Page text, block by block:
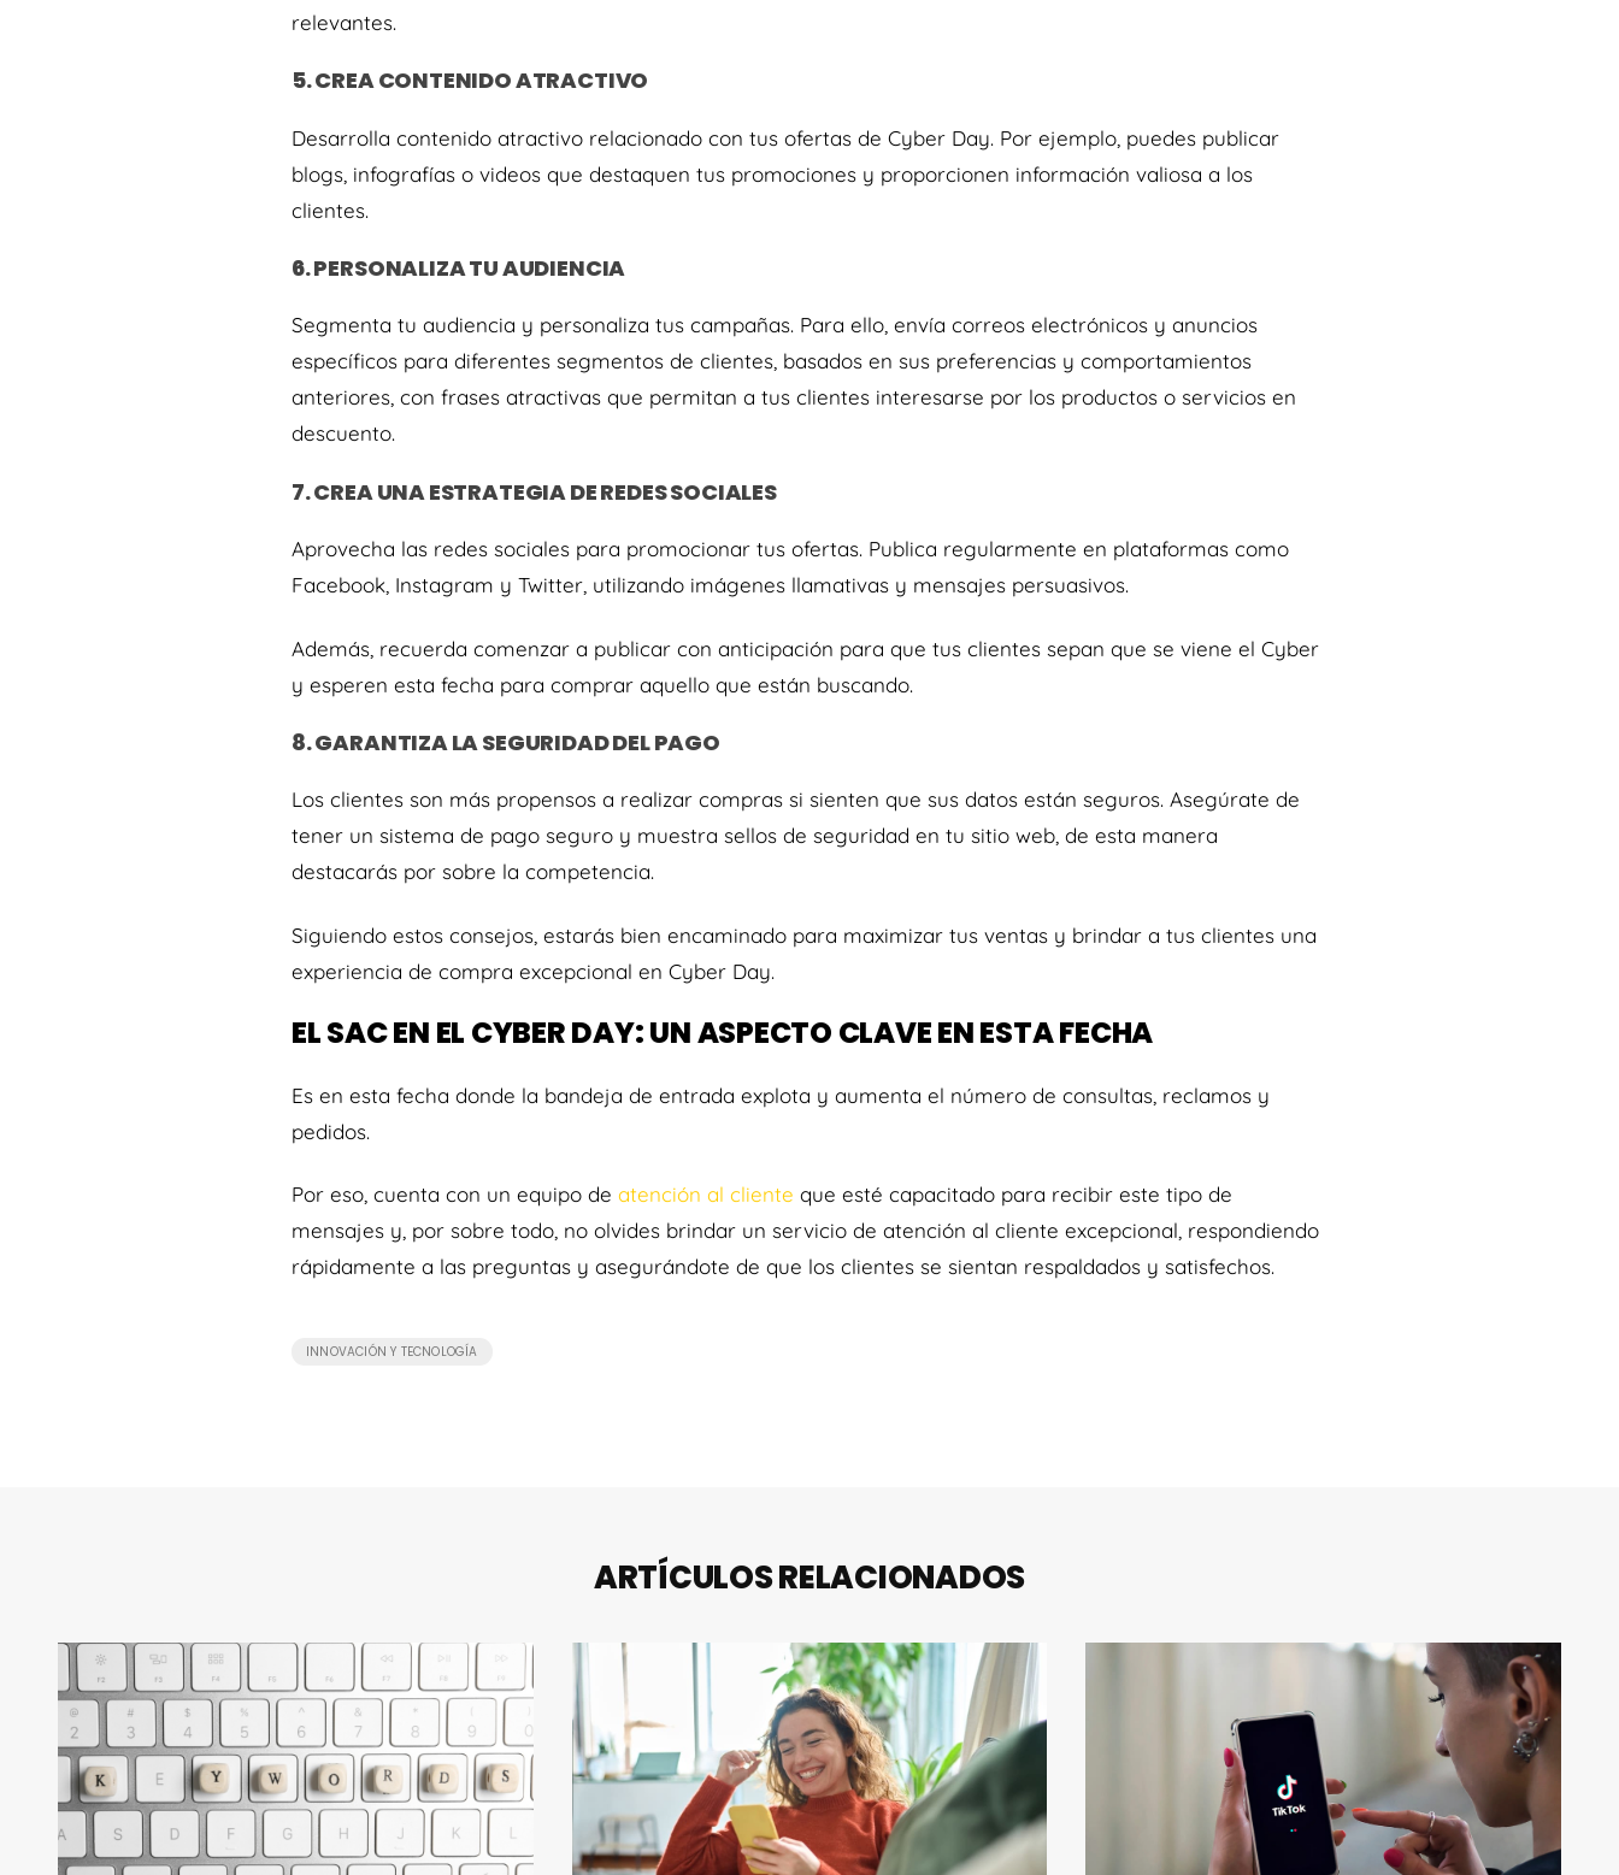
relevantes.
5. CREA CONTENIDO ATRACTIVO
Desarrolla contenido atractivo relacionado con tus ofertas de Cyber Day. Por ejemplo, puedes publicar
blogs, infografías o videos que destaquen tus promociones y proporcionen información valiosa a los
clientes.
6. PERSONALIZA TU AUDIENCIA
Segmenta tu audiencia y personaliza tus campañas. Para ello, envía correos electrónicos y anuncios
específicos para diferentes segmentos de clientes, basados en sus preferencias y comportamientos
anteriores, con frases atractivas que permitan a tus clientes interesarse por los productos o servicios en
descuento.
7. CREA UNA ESTRATEGIA DE REDES SOCIALES
Aprovecha las redes sociales para promocionar tus ofertas. Publica regularmente en plataformas como
Facebook, Instagram y Twitter, utilizando imágenes llamativas y mensajes persuasivos.
Además, recuerda comenzar a publicar con anticipación para que tus clientes sepan que se viene el Cyber
y esperen esta fecha para comprar aquello que están buscando.
8. GARANTIZA LA SEGURIDAD DEL PAGO
Los clientes son más propensos a realizar compras si sienten que sus datos están seguros. Asegúrate de
tener un sistema de pago seguro y muestra sellos de seguridad en tu sitio web, de esta manera
destacarás por sobre la competencia.
Siguiendo estos consejos, estarás bien encaminado para maximizar tus ventas y brindar a tus clientes una
experiencia de compra excepcional en Cyber Day.
EL SAC EN EL CYBER DAY: UN ASPECTO CLAVE EN ESTA FECHA
Es en esta fecha donde la bandeja de entrada explota y aumenta el número de consultas, reclamos y
pedidos.
Por eso, cuenta con un equipo de atención al cliente que esté capacitado para recibir este tipo de
mensajes y, por sobre todo, no olvides brindar un servicio de atención al cliente excepcional, respondiendo
rápidamente a las preguntas y asegurándote de que los clientes se sientan respaldados y satisfechos.
INNOVACIÓN Y TECNOLOGÍA
ARTÍCULOS RELACIONADOS